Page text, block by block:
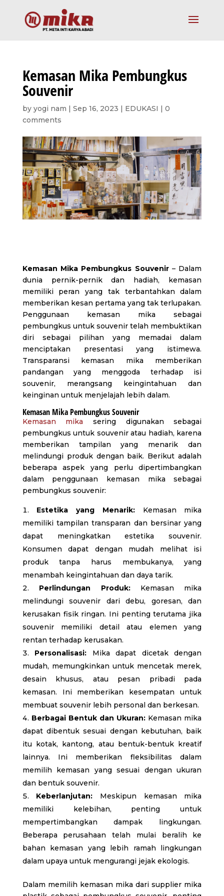
Kemasan Mika Pembungkus
Souvenir
by yogi nam | Sep 16, 2023 | EDUKASI | 0
comments
Kemasan Mika Pembungkus Souvenir – Dalam
dunia pernik-pernik dan hadiah, kemasan
memiliki peran yang tak terbantahkan dalam
memberikan kesan pertama yang tak terlupakan.
Penggunaan kemasan mika sebagai
pembungkus untuk souvenir telah membuktikan
diri sebagai pilihan yang memadai dalam
menciptakan presentasi yang istimewa.
Transparansi kemasan mika memberikan
pandangan yang menggoda terhadap isi
souvenir, merangsang keingintahuan dan
keinginan untuk menjelajah lebih dalam.
Kemasan Mika Pembungkus Souvenir
Kemasan mika sering digunakan sebagai
pembungkus untuk souvenir atau hadiah, karena
memberikan tampilan yang menarik dan
melindungi produk dengan baik. Berikut adalah
beberapa aspek yang perlu dipertimbangkan
dalam penggunaan kemasan mika sebagai
pembungkus souvenir:
Estetika yang Menarik:Kemasan mika
memiliki tampilan transparan dan bersinar yang
dapat meningkatkan estetika souvenir.
Konsumen dapat dengan mudah melihat isi
produk tanpa harus membukanya, yang
menambah keingintahuan dan daya tarik.
Perlindungan Produk:Kemasan mika
melindungi souvenir dari debu, goresan, dan
kerusakan fisik ringan. Ini penting terutama jika
souvenir memiliki detail atau elemen yang
rentan terhadap kerusakan.
Personalisasi: Mika dapat dicetak dengan
mudah, memungkinkan untuk mencetak merek,
desain khusus, atau pesan pribadi pada
kemasan. Ini memberikan kesempatan untuk
membuat souvenir lebih personal dan berkesan.
Berbagai Bentuk dan Ukuran: Kemasan mika
dapat dibentuk sesuai dengan kebutuhan, baik
itu kotak, kantong, atau bentuk-bentuk kreatif
lainnya. Ini memberikan fleksibilitas dalam
memilih kemasan yang sesuai dengan ukuran
dan bentuk souvenir.
Keberlanjutan: Meskipun kemasan mika
memiliki kelebihan, penting untuk
mempertimbangkan dampak lingkungan.
Beberapa perusahaan telah mulai beralih ke
bahan kemasan yang lebih ramah lingkungan
dalam upaya untuk mengurangi jejak ekologis.
Dalam memilih kemasan mika dari supplier mika